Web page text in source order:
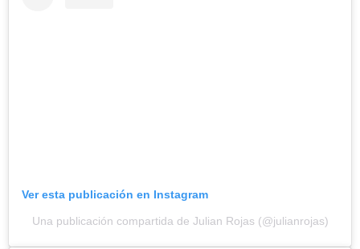
Ver esta publicación en Instagram
Una publicación compartida de Julian Rojas (@julianrojas)